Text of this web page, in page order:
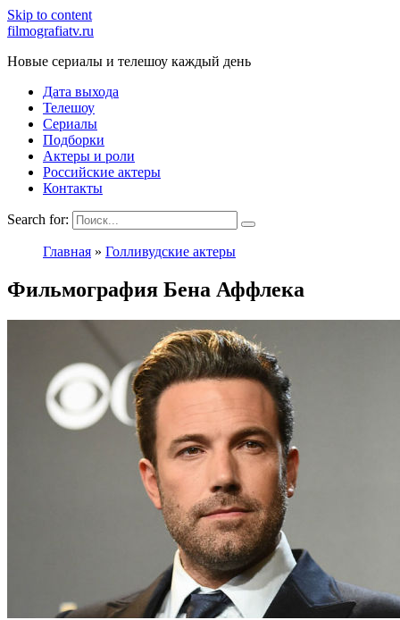
Skip to content
filmografiatv.ru
Новые сериалы и телешоу каждый день
Дата выхода
Телешоу
Сериалы
Подборки
Актеры и роли
Российские актеры
Контакты
Search for:
Главная » Голливудские актеры
Фильмография Бена Аффлека